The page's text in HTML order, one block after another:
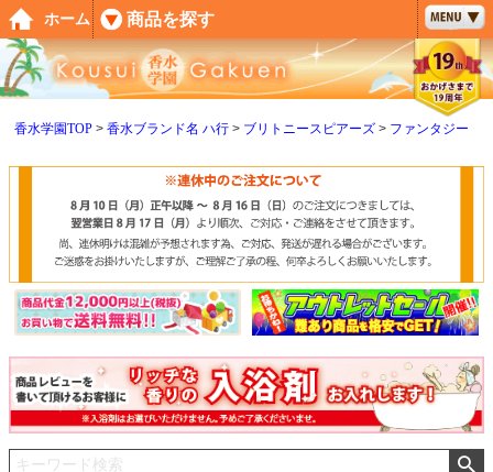
香水学園TOP 香水ブランド名 ハ行 ブリトニースピアーズ ファンタジー
ペー
ジト
ップ
へ
ホーム 商品を探す